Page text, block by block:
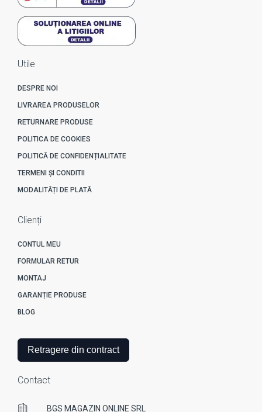
Utile
DESPRE NOI
LIVRAREA PRODUSELOR
RETURNARE PRODUSE
POLITICA DE COOKIES
POLITICĂ DE CONFIDENȚIALITATE
TERMENI ȘI CONDITII
MODALITĂȚI DE PLATĂ
Clienți
CONTUL MEU
FORMULAR RETUR
MONTAJ
GARANȚIE PRODUSE
BLOG
Retragere din contract
Contact
BGS MAGAZIN ONLINE SRL